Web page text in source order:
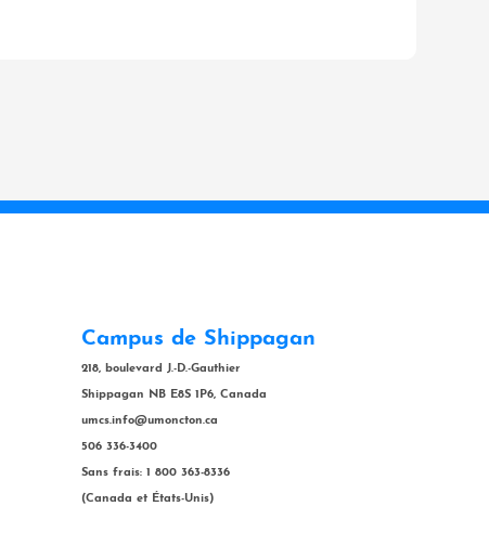
Campus de Shippagan
218, boulevard J.-D.-Gauthier
Shippagan NB E8S 1P6, Canada
umcs.info@umoncton.ca
506 336-3400
Sans frais: 1 800 363-8336
(Canada et États-Unis)